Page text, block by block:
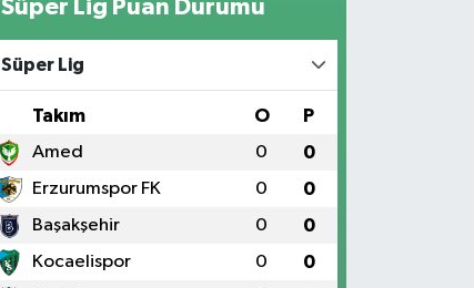
Süper Lig Puan Durumu
Süper Lig
Takım O P
Amed 0 0
Erzurumspor FK 0 0
Başakşehir 0 0
Kocaelispor 0 0